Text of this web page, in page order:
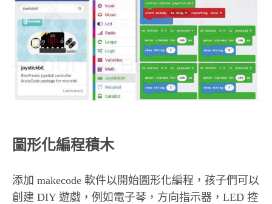
圖形化編程積木
添加 makecode 軟件以開始圖形化編程，孩子們可以
創建 DIY 遊戲，例如電子琴，方向指示器，LED 控